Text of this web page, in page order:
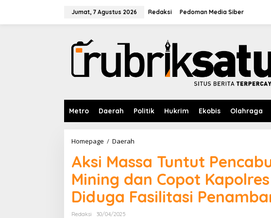
Jumat, 7 Agustus 2026 Redaksi Pedoman Media Siber
Metro Daerah Politik Hukrim Ekobis Olahraga
Homepage / Daerah
s
i
M
a
s
Aksi Massa Tuntut
Mining dan Copot
Diduga Fasilitasi
Redaksi
30/04/2025